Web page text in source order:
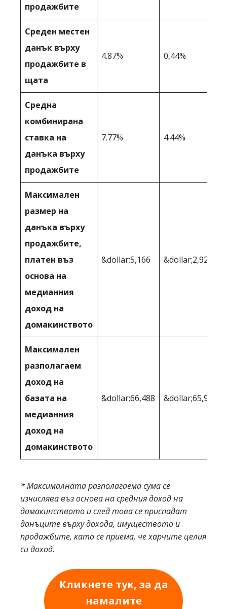
продажбите
Среден местен
данък върху
продажбите в
щата
4.87% 0,44%
Средна
комбинирана
ставка на
данъка върху
продажбите
7.77% 4.44%
Максимален
размер на
данъка върху
продажбите,
платен въз
основа на
медианния
доход на
домакинството
&dollar;5,166 &dollar;2,926
Максимален
разполагаем
доход на
базата на
медианния
доход на
домакинството
&dollar;66,488 &dollar;65,908
* Максималната разполагаема сума се
изчислява въз основа на средния доход на
домакинството и след това се приспадат
данъците върху дохода, имуществото и
продажбите, като се приема, че харчите целия
си доход.
Кликнете тук, за да
намалите